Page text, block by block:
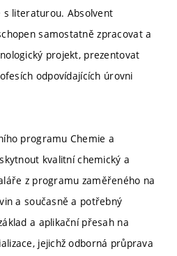
literaturou. Absolvent
samostatně zpracovat a
projekt, prezentovat
odpovídajících úrovni
programu Chemie a
kvalitní chemický a
z programu zaměřeného na
a současně a potřebný
a aplikační přesah na
jejichž odborná průprava